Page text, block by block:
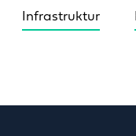
Infrastruktur